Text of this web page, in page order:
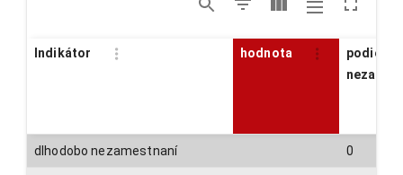
Indikátor hodnota
podiel z
dlhodobo nezamestnaní 0